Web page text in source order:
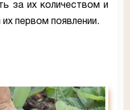
за их количеством и
первом появлении.